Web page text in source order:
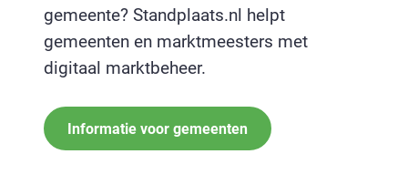
gemeente? Standplaats.nl helpt
gemeenten en marktmeesters met
digitaal marktbeheer.
Informatie voor gemeenten